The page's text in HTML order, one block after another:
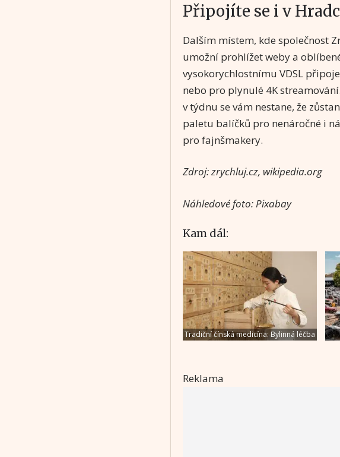
Připojíte se i v
Dalším místem, kde společnost
umožní prohlížet weby a
vysokorychlostnímu VDSL
nebo pro plynulé 4K
v týdnu se vám nestane, že
paletu balíčků pro nenáročné i
pro fajnšmakery.
Zdroj: zrychluj.cz, wikipedia.org
Náhledové foto: Pixabay
Kam dál:
Tradiční čínská medicína: Bylinná léčba
Reklama